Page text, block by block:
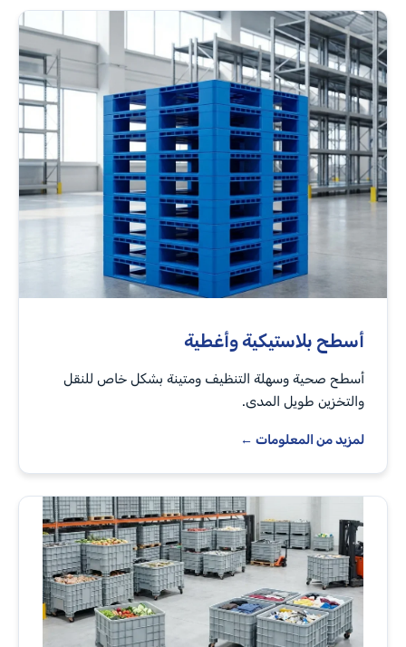
أسطح بلاستيكية وأغطية
أسطح صحية وسهلة التنظيف ومتينة بشكل خاص للنقل
والتخزين طويل المدى.
لمزيد من المعلومات ←